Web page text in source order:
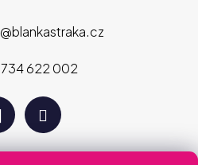
@blankastraka.cz
734 622 002